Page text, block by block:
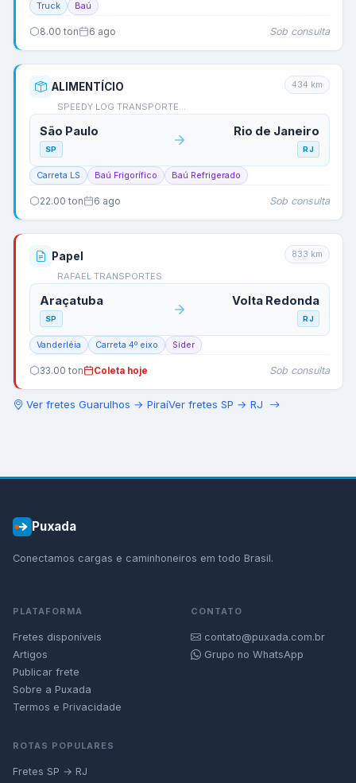
Truck Baú
8.00 ton 6 ago Sob consulta
ALIMENTÍCIO
SPEEDY LOG TRANSPORTE…
434 km
São Paulo
SP
Rio de Janeiro
RJ
Carreta LS Baú Frigorífico Baú Refrigerado
22.00 ton 6 ago Sob consulta
Papel
RAFAEL TRANSPORTES
833 km
Araçatuba
SP
Volta Redonda
RJ
Vanderléia Carreta 4º eixo Sider
33.00 ton Coleta hoje Sob consulta
Ver fretes Guarulhos → PiraíVer fretes SP → RJ
Puxada
Conectamos cargas e caminhoneiros em todo Brasil.
PLATAFORMA
Fretes disponíveis
Artigos
Publicar frete
Sobre a Puxada
Termos e Privacidade
CONTATO
contato@puxada.com.br
Grupo no WhatsApp
ROTAS POPULARES
Fretes SP → RJ